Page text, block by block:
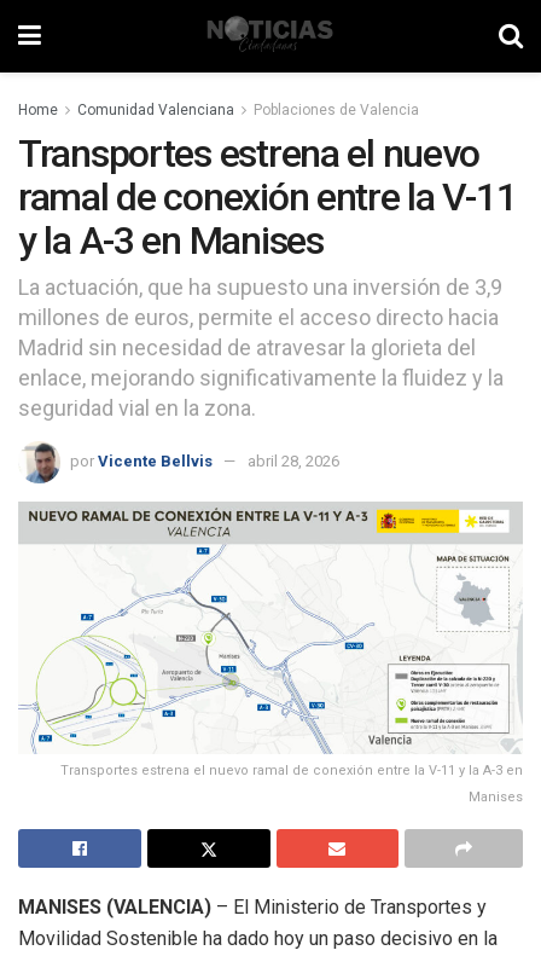
Home Comunidad Valenciana Poblaciones de Valencia
Transportes estrena el nuevo
ramal de conexión entre la V-11
y la A-3 en Manises
La actuación, que ha supuesto una inversión de 3,9
millones de euros, permite el acceso directo hacia
Madrid sin necesidad de atravesar la glorieta del
enlace, mejorando significativamente la fluidez y la
seguridad vial en la zona.
por Vicente Bellvis abril 28, 2026
Transportes estrena el nuevo ramal de conexión entre la V-11 y la A-3 en
Manises
MANISES (VALENCIA) – El Ministerio de Transportes y
Movilidad Sostenible ha dado hoy un paso decisivo en la